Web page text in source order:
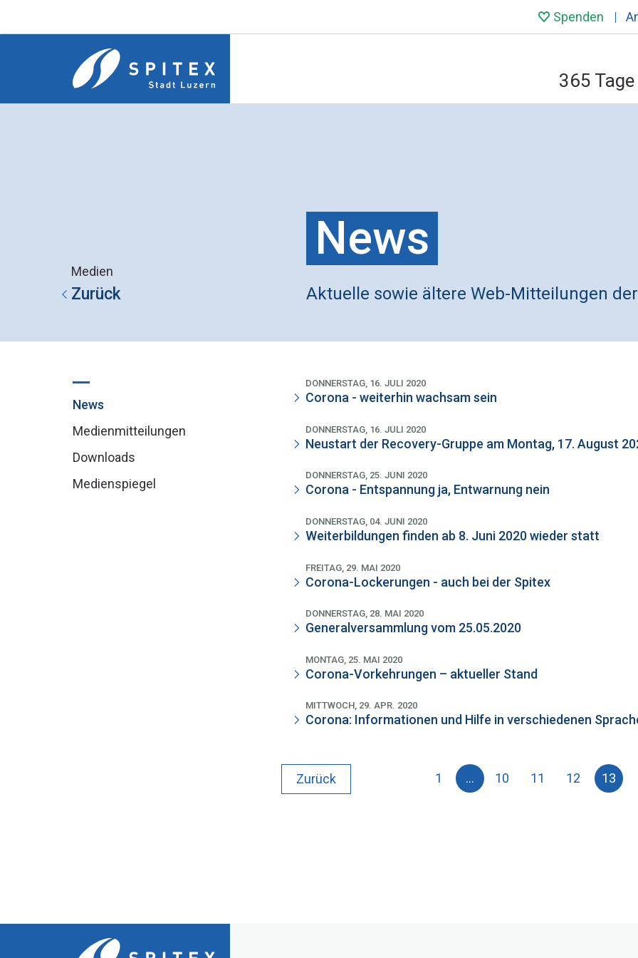
Spenden
365
Medien
Zurück
News
Aktuelle sowie ältere Web-Mitteilungen
News
Medienmitteilungen
Downloads
Medienspiegel
DONNERSTAG, 16. JULI 2020
Corona - weiterhin wachsam sein
DONNERSTAG, 16. JULI 2020
Neustart der Recovery-Gruppe am Montag, 17. August
DONNERSTAG, 25. JUNI 2020
Corona - Entspannung ja, Entwarnung nein
DONNERSTAG, 04. JUNI 2020
Weiterbildungen finden ab 8. Juni 2020 wieder statt
FREITAG, 29. MAI 2020
Corona-Lockerungen - auch bei der Spitex
DONNERSTAG, 28. MAI 2020
Generalversammlung vom 25.05.2020
MONTAG, 25. MAI 2020
Corona-Vorkehrungen – aktueller Stand
MITTWOCH, 29. APR. 2020
Corona: Informationen und Hilfe in verschiedenen
Zurück 1 … 10 11 12 13